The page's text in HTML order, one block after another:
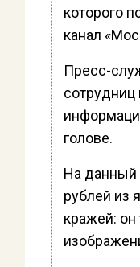
которого
канал
Пресс-
голове.
На данный
рублей из
кражей: он